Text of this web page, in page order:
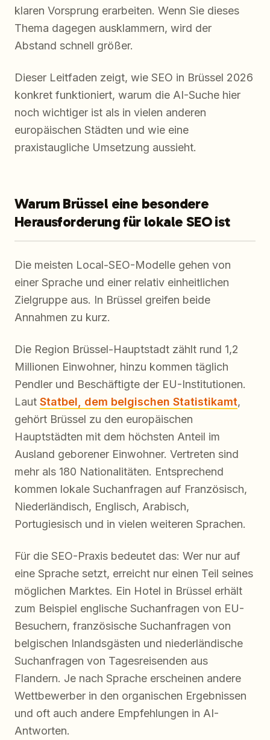
klaren Vorsprung erarbeiten. Wenn Sie dieses
Thema dagegen ausklammern, wird der
Abstand schnell größer.
Dieser Leitfaden zeigt, wie SEO in Brüssel 2026
konkret funktioniert, warum die AI-Suche hier
noch wichtiger ist als in vielen anderen
europäischen Städten und wie eine
praxistaugliche Umsetzung aussieht.
Warum Brüssel eine besondere
Herausforderung für lokale SEO ist
Die meisten Local-SEO-Modelle gehen von
einer Sprache und einer relativ einheitlichen
Zielgruppe aus. In Brüssel greifen beide
Annahmen zu kurz.
Die Region Brüssel-Hauptstadt zählt rund 1,2
Millionen Einwohner, hinzu kommen täglich
Pendler und Beschäftigte der EU-Institutionen.
Laut Statbel, dem belgischen Statistikamt,
gehört Brüssel zu den europäischen
Hauptstädten mit dem höchsten Anteil im
Ausland geborener Einwohner. Vertreten sind
mehr als 180 Nationalitäten. Entsprechend
kommen lokale Suchanfragen auf Französisch,
Niederländisch, Englisch, Arabisch,
Portugiesisch und in vielen weiteren Sprachen.
Für die SEO-Praxis bedeutet das: Wer nur auf
eine Sprache setzt, erreicht nur einen Teil seines
möglichen Marktes. Ein Hotel in Brüssel erhält
zum Beispiel englische Suchanfragen von EU-
Besuchern, französische Suchanfragen von
belgischen Inlandsgästen und niederländische
Suchanfragen von Tagesreisenden aus
Flandern. Je nach Sprache erscheinen andere
Wettbewerber in den organischen Ergebnissen
und oft auch andere Empfehlungen in AI-
Antworten.